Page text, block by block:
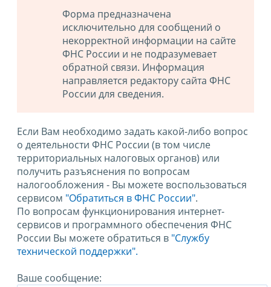
Форма предназначена
исключительно для сообщений о
некорректной информации на сайте
ФНС России и не подразумевает
обратной связи. Информация
направляется редактору сайта ФНС
России для сведения.
Если Вам необходимо задать какой-либо вопрос
о деятельности ФНС России (в том числе
территориальных налоговых органов) или
получить разъяснения по вопросам
налогообложения - Вы можете воспользоваться
сервисом "Обратиться в ФНС России".
По вопросам функционирования интернет-
сервисов и программного обеспечения ФНС
России Вы можете обратиться в "Службу
технической поддержки".
Ваше сообщение: